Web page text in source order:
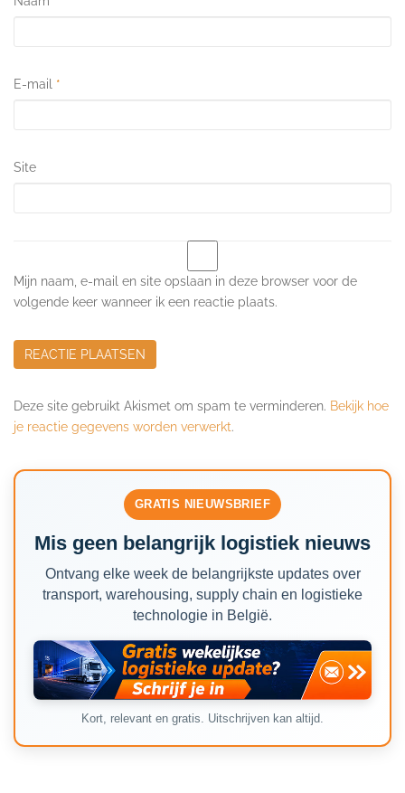
E-mail *
Site
Mijn naam, e-mail en site opslaan in deze browser voor de
volgende keer wanneer ik een reactie plaats.
Deze site gebruikt Akismet om spam te verminderen. Bekijk hoe
je reactie gegevens worden verwerkt.
GRATIS NIEUWSBRIEF
Mis geen belangrijk logistiek nieuws
Ontvang elke week de belangrijkste updates over
transport, warehousing, supply chain en logistieke
technologie in België.
Kort, relevant en gratis. Uitschrijven kan altijd.